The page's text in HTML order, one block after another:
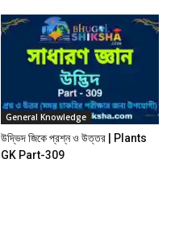
General Knowledge
উদ্ভিদ জিকে প্রশ্ন ও উত্তর | Plants
GK Part-309